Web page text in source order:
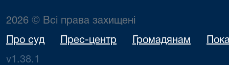
2026 © Всі права захищені
Про суд Прес-центр Громадянам
v1.38.1